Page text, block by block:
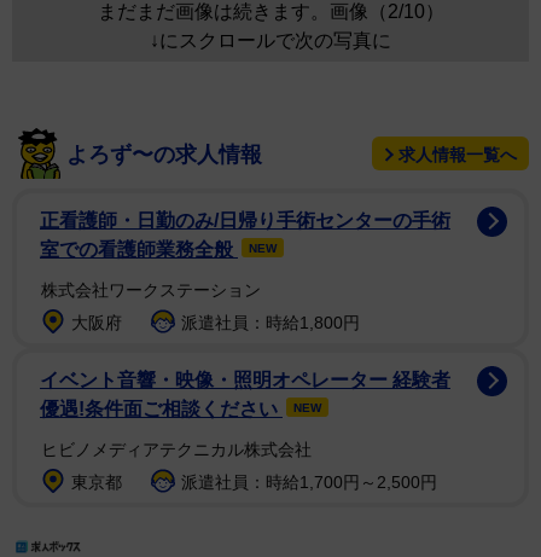
まだまだ画像は続きます。画像（2/10）
↓にスクロールで次の写真に
よろず〜の求人情報 求人情報一覧へ
正看護師・日勤のみ/日帰り手術センターの手術
室での看護師業務全般
NEW
株式会社ワークステーション
大阪府
派遣社員：時給1,800円
イベント音響・映像・照明オペレーター 経験者
優遇!条件面ご相談ください
NEW
ヒビノメディアテクニカル株式会社
東京都
派遣社員：時給1,700円～2,500円